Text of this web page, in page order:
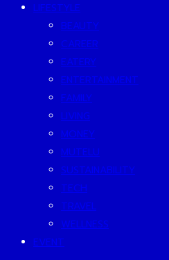
LIFESTYLE
BEAUTY
CAREER
EATERY
ENTERTAINMENT
FAMILY
LIVING
MONEY
MUTELU
SUSTAINABILITY
TECH
TRAVEL
WELLNESS
EVENT